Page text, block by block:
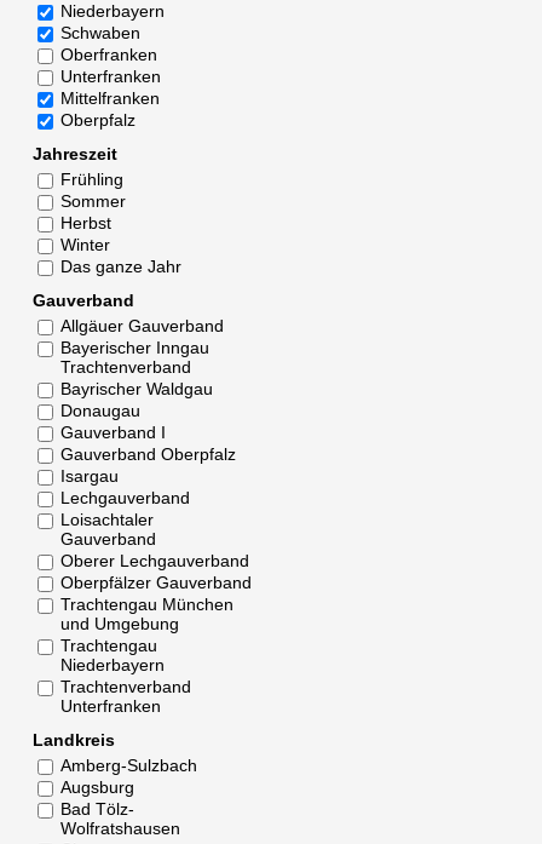
Niederbayern
Schwaben
Oberfranken
Unterfranken
Mittelfranken
Oberpfalz
Jahreszeit
Frühling
Sommer
Herbst
Winter
Das ganze Jahr
Gauverband
Allgäuer Gauverband
Bayerischer Inngau
Trachtenverband
Bayrischer Waldgau
Donaugau
Gauverband I
Gauverband Oberpfalz
Isargau
Lechgauverband
Loisachtaler
Gauverband
Oberer Lechgauverband
Oberpfälzer Gauverband
Trachtengau München
und Umgebung
Trachtengau
Niederbayern
Trachtenverband
Unterfranken
Landkreis
Amberg-Sulzbach
Augsburg
Bad Tölz-
Wolfratshausen